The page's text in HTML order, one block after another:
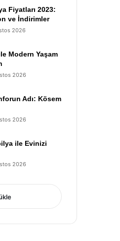
Fiyatları 2023:
ve İndirimler
2026
Modern Yaşam
2026
Adı: Kösem
2026
ile Evinizi
2026